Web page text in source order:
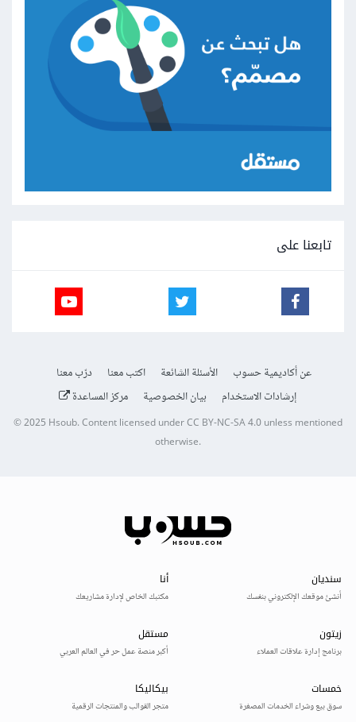
تابعنا على
عن أكاديمية حسوب الأسئلة الشائعة اكتب معنا
درّب معنا
إرشادات الاستخدام
بيان الخصوصية مركز المساعدة
© 2025Hsoub.Content licensed underCC BY-NC-SA 4.0unless mentioned
otherwise.